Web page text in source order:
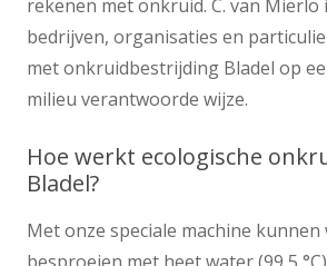
rekenen met onkruid. C. van Mierlo
bedrijven, organisaties en
met onkruidbestrijding Bladel op
milieu verantwoorde wijze.
Hoe werkt ecologische
Bladel?
Met onze speciale machine